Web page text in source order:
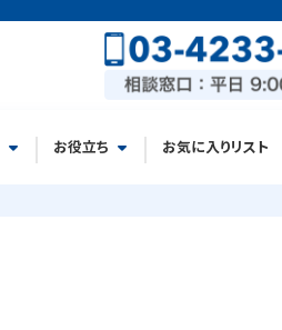
お役立ち お気に入りリスト